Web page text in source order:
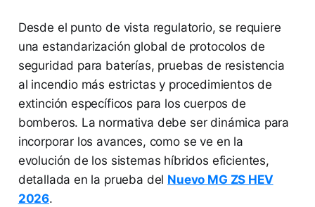
Desde el punto de vista regulatorio, se requiere
una estandarización global de protocolos de
seguridad para baterías, pruebas de resistencia
al incendio más estrictas y procedimientos de
extinción específicos para los cuerpos de
bomberos. La normativa debe ser dinámica para
incorporar los avances, como se ve en la
evolución de los sistemas híbridos eficientes,
detallada en la prueba del Nuevo MG ZS HEV
2026.